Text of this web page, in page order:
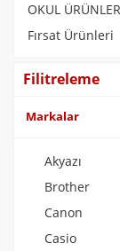
OKUL
Fırsat Ürünleri
Filitreleme
Markalar
Akyazı
Brother
Canon
Casio